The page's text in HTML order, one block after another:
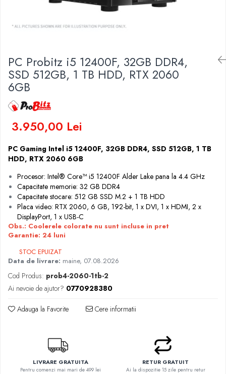
Incarcatoare laptop
Standuri și Coolere Laptop
Card reader
Surse PC
Ventilatoare carcasa
Componente Renew/Refurbished
Placi de baza REFURBISHED
Procesoare
PC All-in-One
Calculatoare All-in-One NOI
All-in-One REFURBISHED
Calculatoare All-in-One RENEW
Componente All-in-One
PC Probitz i5 12400F, 32GB DDR4,
SSD 512GB, 1 TB HDD, RTX 2060
6GB
3.950,00 Lei
PC Gaming Intel i5 12400F, 32GB DDR4, SSD 512GB, 1 TB
HDD, RTX 2060 6GB
Procesor: Intel® Core™ i5 12400F Alder Lake pana la 4.4 GHz
Capacitate memorie: 32 GB DDR4
Capacitate stocare: 512 GB SSD M.2 + 1 TB HDD
Placa video: RTX 2060, 6 GB, 192-bit, 1 x DVI, 1 x HDMI, 2 x
DisplayPort, 1 x USB-C
Obs.: Coolerele colorate nu sunt incluse in pret
Garantie: 24 luni
STOC EPUIZAT
Data de livrare: maine, 07.08.2026
Cod Produs: prob4-2060-1tb-2
Ai nevoie de ajutor? 0770928380
Adauga la Favorite Cere informatii
LIVRARE GRATUITA
Pentru comenzi mai mari de 499 lei
RETUR GRATUIT
Ai la dispozitie 15 zile pentru retur